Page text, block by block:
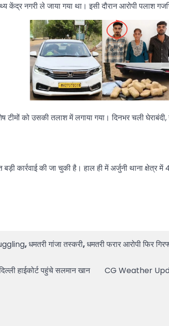
केंद्र नगरी ले जाया गया था। इसी दौरान आरोपी पलाश
टीमों को उसकी तलाश में लगाया गया। दिनभर चली
कार्रवाई की जा चुकी है। हाल ही में अर्जुनी थाना क्षेत्र
,धमतरी गांजा तस्करी,धमतरी फरार आरोपी फिर
हाईकोर्ट पहुंचे सलमान खान
CG Weather